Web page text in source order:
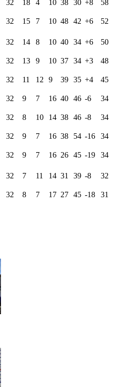
32 18 4 10 38 30 +8 58
32 15 7 10 48 42 +6 52
32 14 8 10 40 34 +6 50
32 13 9 10 37 34 +3 48
32 11 12 9 39 35 +4 45
32 9 7 16 40 46 -6 34
32 8 10 14 38 46 -8 34
32 9 7 16 38 54 -16 34
32 9 7 16 26 45 -19 34
32 7 11 14 31 39 -8 32
32 8 7 17 27 45 -18
31